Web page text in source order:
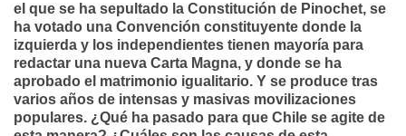
el que se ha sepultado la Constitución de Pinochet, se
ha votado una Convención constituyente donde la
izquierda y los independientes tienen mayoría para
redactar una nueva Carta Magna, y donde se ha
aprobado el matrimonio igualitario. Y se produce tras
varios años de intensas y masivas movilizaciones
populares. ¿Qué ha pasado para que Chile se agite de